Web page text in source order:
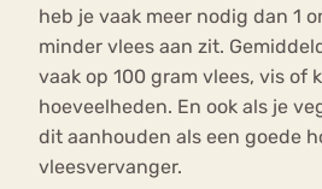
heb je vaak meer nodig dan 1
minder vlees aan zit.
vaak op 100 gram vlees, vis of
hoeveelheden. En ook als je
dit aanhouden als een goede
vleesvervanger.